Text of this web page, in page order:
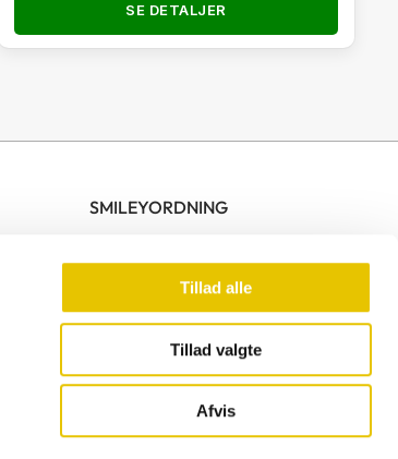
Tillad alle
Tillad valgte
Afvis
SE DETALJER
SMILEYORDNING
F
c